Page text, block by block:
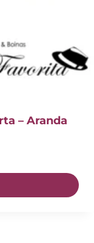
– Aranda